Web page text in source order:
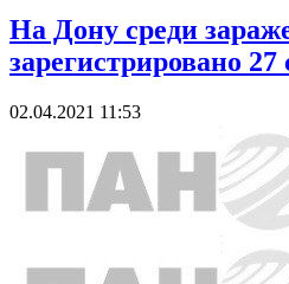
На Дону среди
зарегистрировано
02.04.2021 11:53